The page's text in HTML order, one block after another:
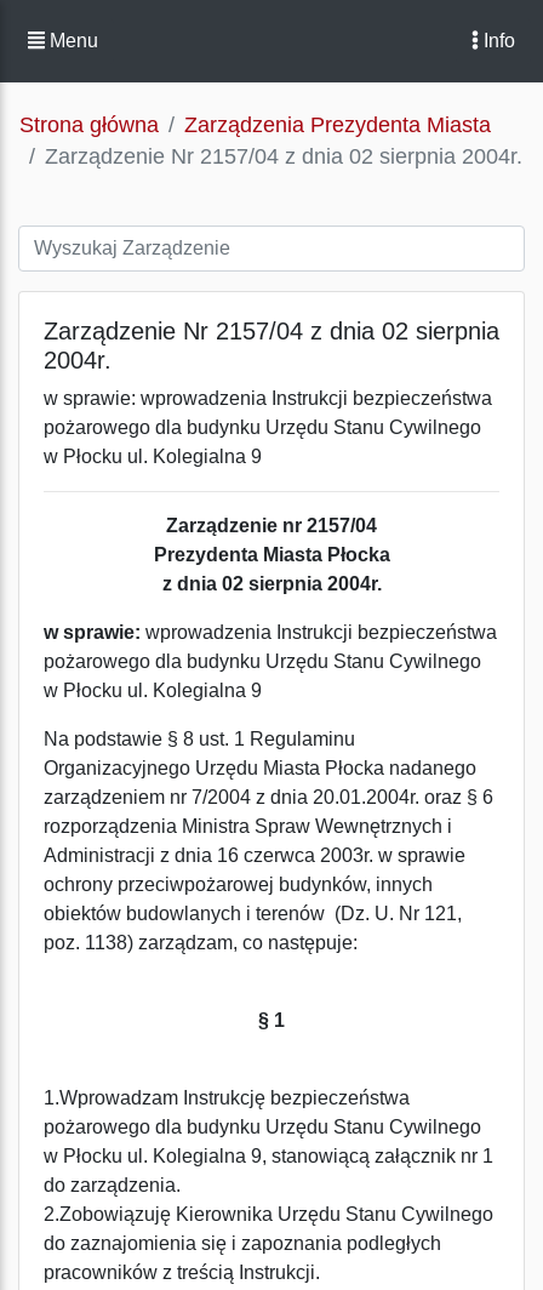
Menu Info
Strona główna
Zarządzenia Prezydenta Miasta
Zarządzenie Nr 2157/04 z dnia 02 sierpnia 2004r.
Zarządzenie Nr 2157/04 z dnia 02 sierpnia
2004r.
w sprawie: wprowadzenia Instrukcji bezpieczeństwa
pożarowego dla budynku Urzędu Stanu Cywilnego
w Płocku ul. Kolegialna 9
Zarządzenie nr 2157/04
Prezydenta Miasta Płocka
z dnia 02 sierpnia 2004r.
w sprawie: wprowadzenia Instrukcji bezpieczeństwa
pożarowego dla budynku Urzędu Stanu Cywilnego
w Płocku ul. Kolegialna 9
Na podstawie § 8 ust. 1 Regulaminu
Organizacyjnego Urzędu Miasta Płocka nadanego
zarządzeniem nr 7/2004 z dnia 20.01.2004r. oraz § 6
rozporządzenia Ministra Spraw Wewnętrznych i
Administracji z dnia 16 czerwca 2003r. w sprawie
ochrony przeciwpożarowej budynków, innych
obiektów budowlanych i terenów (Dz. U. Nr 121,
poz. 1138) zarządzam, co następuje:
§ 1
1.Wprowadzam Instrukcję bezpieczeństwa
pożarowego dla budynku Urzędu Stanu Cywilnego
w Płocku ul. Kolegialna 9, stanowiącą załącznik nr 1
do zarządzenia.
2.Zobowiązuję Kierownika Urzędu Stanu Cywilnego
do zaznajomienia się i zapoznania podległych
pracowników z treścią Instrukcji.